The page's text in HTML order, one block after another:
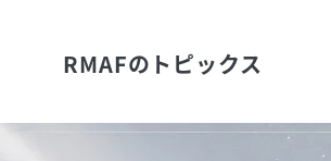
RMAFのトピックス